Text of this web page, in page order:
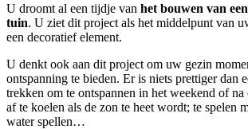
U droomt al een tijdje van het bouwen van
tuin. U ziet dit project als het middelpunt van
een decoratief element.
U denkt ook aan dit project om uw gezin
ontspanning te bieden. Er is niets prettiger dan
trekken om te ontspannen in het weekend of
af te koelen als de zon te heet wordt; te spelen
water spellen…